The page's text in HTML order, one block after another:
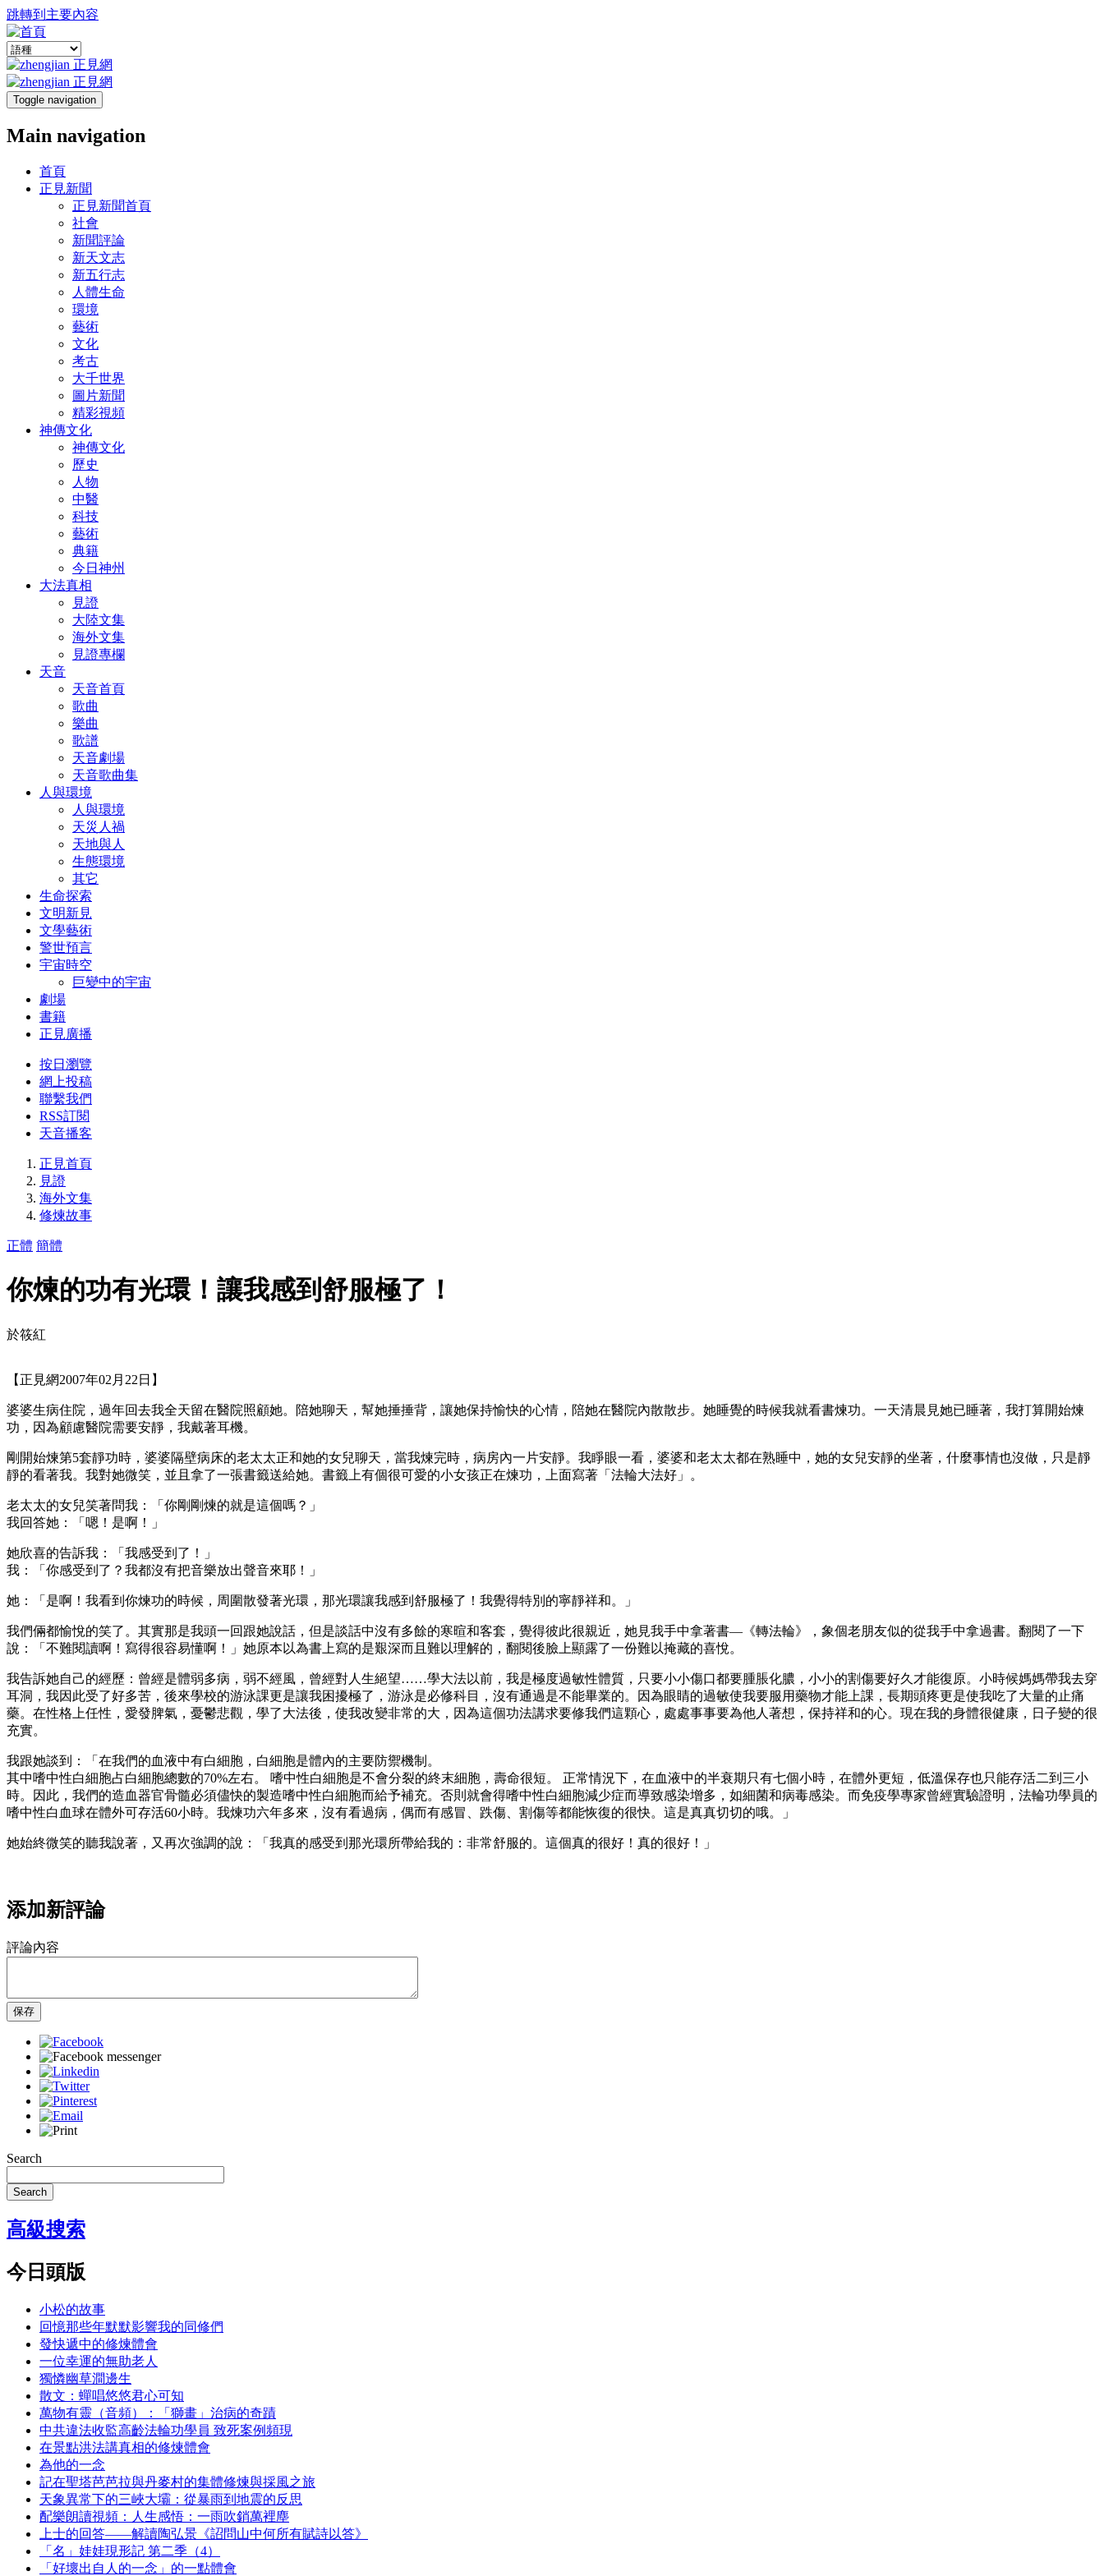
跳轉到主要內容
Toggle navigation
Main navigation
首頁
正見新聞
正見新聞首頁
社會
新聞評論
新天文志
新五行志
人體生命
環境
藝術
文化
考古
大千世界
圖片新聞
精彩視頻
神傳文化
神傳文化
歷史
人物
中醫
科技
藝術
典籍
今日神州
大法真相
見證
大陸文集
海外文集
見證專欄
天音
天音首頁
歌曲
樂曲
歌譜
天音劇場
天音歌曲集
人與環境
人與環境
天災人禍
天地與人
生態環境
其它
生命探索
文明新見
文學藝術
警世預言
宇宙時空
巨變中的宇宙
劇場
書籍
正見廣播
按日瀏覽
網上投稿
聯繫我們
RSS訂閱
天音播客
正見首頁
見證
海外文集
修煉故事
正體 簡體
你煉的功有光環！讓我感到舒服極了！
於筱紅
【正見網2007年02月22日】
婆婆生病住院，過年回去我全天留在醫院照顧她。陪她聊天，幫她捶捶背，讓她保持愉快的心情，陪她在醫院內散散步。她睡覺的時候我就看書煉功。一天清晨見她已睡著，我打算開始煉
功，因為顧慮醫院需要安靜，我戴著耳機。
剛開始煉第5套靜功時，婆婆隔壁病床的老太太正和她的女兒聊天，當我煉完時，病房內一片安靜。我睜眼一看，婆婆和老太太都在熟睡中，她的女兒安靜的坐著，什麼事情也沒做，只是靜
靜的看著我。我對她微笑，並且拿了一張書籤送給她。書籤上有個很可愛的小女孩正在煉功，上面寫著「法輪大法好」。
老太太的女兒笑著問我：「你剛剛煉的就是這個嗎？」
我回答她：「嗯！是啊！」
她欣喜的告訴我：「我感受到了！」
我：「你感受到了？我都沒有把音樂放出聲音來耶！」
她：「是啊！我看到你煉功的時候，周圍散發著光環，那光環讓我感到舒服極了！我覺得特別的寧靜祥和。」
我們倆都愉悅的笑了。其實那是我頭一回跟她說話，但是談話中沒有多餘的寒暄和客套，覺得彼此很親近，她見我手中拿著書―《轉法輪》，象個老朋友似的從我手中拿過書。翻閱了一下
說：「不難閱讀啊！寫得很容易懂啊！」她原本以為書上寫的是艱深而且難以理解的，翻閱後臉上顯露了一份難以掩藏的喜悅。
我告訴她自己的經歷：曾經是體弱多病，弱不經風，曾經對人生絕望……學大法以前，我是極度過敏性體質，只要小小傷口都要腫脹化膿，小小的割傷要好久才能復原。小時候媽媽帶我去穿
耳洞，我因此受了好多苦，後來學校的游泳課更是讓我困擾極了，游泳是必修科目，沒有通過是不能畢業的。因為眼睛的過敏使我要服用藥物才能上課，長期頭疼更是使我吃了大量的止痛
藥。在性格上任性，愛發脾氣，憂鬱悲觀，學了大法後，使我改變非常的大，因為這個功法講求要修我們這顆心，處處事事要為他人著想，保持祥和的心。現在我的身體很健康，日子變的很
充實。
我跟她談到：「在我們的血液中有白細胞，白細胞是體內的主要防禦機制。
其中嗜中性白細胞占白細胞總數的70%左右。 嗜中性白細胞是不會分裂的終末細胞，壽命很短。 正常情況下，在血液中的半衰期只有七個小時，在體外更短，低溫保存也只能存活二到三小
時。因此，我們的造血器官骨髓必須儘快的製造嗜中性白細胞而給予補充。否則就會得嗜中性白細胞減少症而導致感染增多，如細菌和病毒感染。而免疫學專家曾經實驗證明，法輪功學員的
嗜中性白血球在體外可存活60小時。我煉功六年多來，沒有看過病，偶而有感冒、跌傷、割傷等都能恢復的很快。這是真真切切的哦。」
她始終微笑的聽我說著，又再次強調的說：「我真的感受到那光環所帶給我的：非常舒服的。這個真的很好！真的很好！」
添加新評論
評論內容
保存
Search
Search
高級搜索
今日頭版
小松的故事
回憶那些年默默影響我的同修們
發快遞中的修煉體會
一位幸運的無助老人
獨憐幽草澗邊生
散文：蟬唱悠悠君心可知
萬物有靈（音頻）：「獅畫」治病的奇蹟
中共違法收監高齡法輪功學員 致死案例頻現
在景點洪法講真相的修煉體會
為他的一念
記在聖塔芭芭拉與丹麥村的集體修煉與採風之旅
天象異常下的三峽大壩：從暴雨到地震的反思
配樂朗讀視頻：人生感悟：一雨吹銷萬裡塵
上士的回答——解讀陶弘景《詔問山中何所有賦詩以答》
「名」娃娃現形記 第二季（4）
「好壞出自人的一念」的一點體會